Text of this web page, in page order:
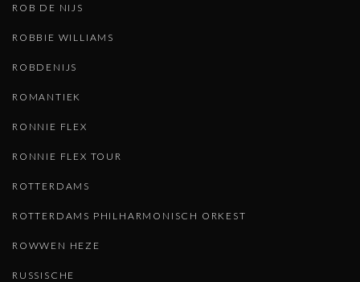
ROB DE NIJS
ROBBIE WILLIAMS
ROBDENIJS
ROMANTIEK
RONNIE FLEX
RONNIE FLEX TOUR
ROTTERDAMS
ROTTERDAMS PHILHARMONISCH ORKEST
ROWWEN HEZE
RUSSISCHE